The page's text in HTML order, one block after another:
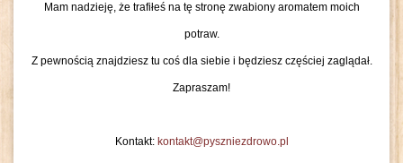
Mam nadzieję, że trafiłeś na tę stronę zwabiony aromatem moich
potraw.
Z pewnością znajdziesz tu coś dla siebie i będziesz częściej zaglądał.
Zapraszam!
Kontakt: kontakt@pyszniezdrowo.pl